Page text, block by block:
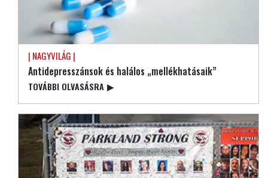
| NAGYVILÁG |
Antidepresszánsok és halálos „mellékhatásaik”
TOVÁBBI OLVASÁSRA ▶